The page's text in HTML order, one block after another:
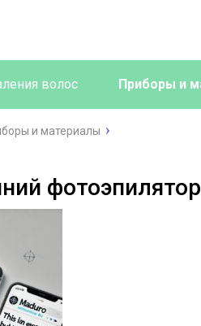
волос Приборы и
и материалы
фотоэпилятор